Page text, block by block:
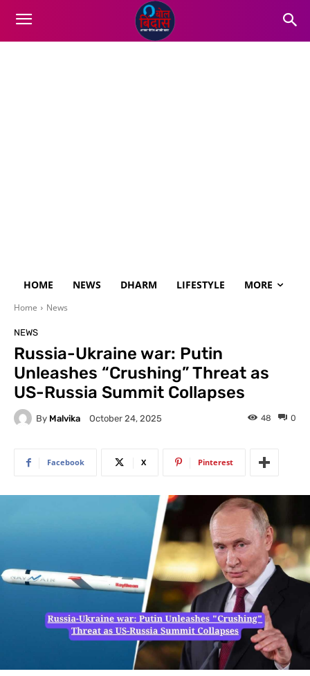
HOME NEWS DHARM LIFESTYLE MORE
Home News
NEWS
Russia-Ukraine war: Putin
Unleashes “Crushing” Threat as
US-Russia Summit Collapses
By Malvika October 24, 2025 0
48
Facebook X Pinterest